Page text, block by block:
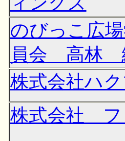
のびっこ広
員会 高林
株式会社ハ
株式会社 フ